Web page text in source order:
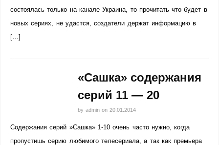
состоялась только на канале Украина, то прочитать что будет в
новых сериях, не удастся, создатели держат информацию в
[…]
«Сашка» содержания
серий 11 — 20
by admin on 20.01.2014
Содержания серий »Сашка» 1-10 очень часто нужно, когда
пропустишь серию любимого телесериала, а так как премьера